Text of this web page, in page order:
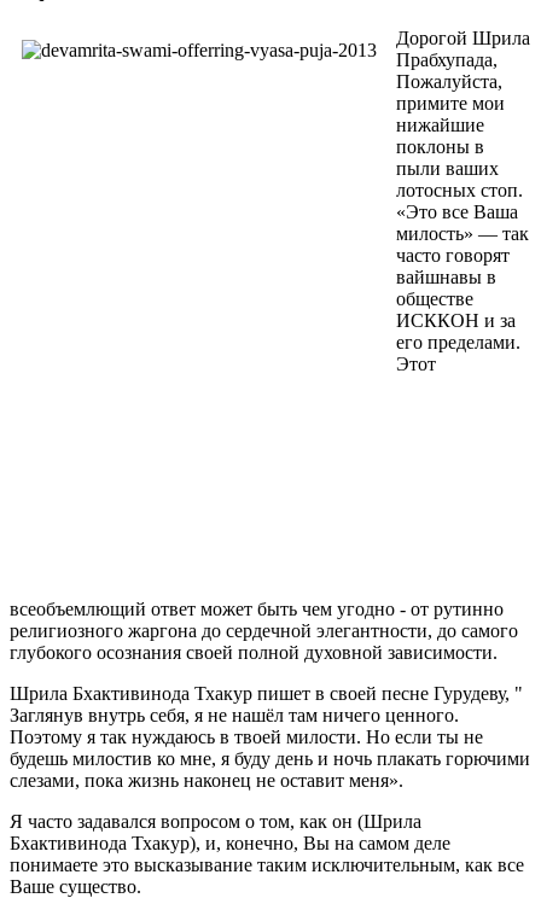
Дорогой Шрила
Прабхупада,
Пожалуйста,
примите мои
нижайшие
поклоны в
пыли ваших
лотосных стоп.
«Это все Ваша
милость» — так
часто говорят
вайшнавы в
обществе
ИСККОН и за
его пределами.
Этот
всеобъемлющий ответ может быть чем угодно - от рутинно
религиозного жаргона до сердечной элегантности, до самого
глубокого осознания своей полной духовной зависимости.
Шрила Бхактивинода Тхакур пишет в своей песне Гурудеву, "
Заглянув внутрь себя, я не нашёл там ничего ценного.
Поэтому я так нуждаюсь в твоей милости. Но если ты не
будешь милостив ко мне, я буду день и ночь плакать горючими
слезами, пока жизнь наконец не оставит меня».
Я часто задавался вопросом о том, как он (Шрила
Бхактивинода Тхакур), и, конечно, Вы на самом деле
понимаете это высказывание таким исключительным, как все
Ваше существо.